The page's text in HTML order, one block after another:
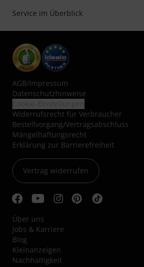
Service im Überblick
AGB/Impressum
Datenschutzhinweise
Widerrufsrecht für Verbraucher
Bestellvorgang/Vertragsabschluss
Mängelhaftungsrecht
Erklärung zur Barrierefreiheit
Vertrag widerrufen
Über uns
Jobs & Karriere
Blog
Kleinanzeigen
Nachhaltigkeit